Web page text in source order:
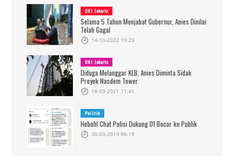
DKI Jakarta
Selama 5 Tahun Menjabat Gubernur, Anies Dinilai
Telah Gagal
14-10-2022 19:23
DKI Jakarta
Diduga Melanggar KLB, Anies Diminta Sidak
Proyek Nasdem Tower
18-03-2021 11:41
Politik
Heboh! Chat Polisi Dukung 01 Bocor ke Publik
30-03-2019 06:19